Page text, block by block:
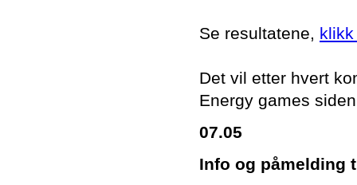
Se resultatene, klikk
Det vil etter hvert
Energy games
07.05
Info og påmelding